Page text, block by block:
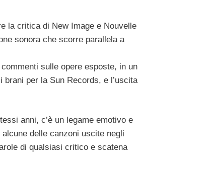
la critica di New Image e Nouvelle
sonora che scorre parallela a
sulle opere esposte, in un
per la Sun Records, e l’uscita
anni, c’è un legame emotivo e
delle canzoni uscite negli
di qualsiasi critico e scatena